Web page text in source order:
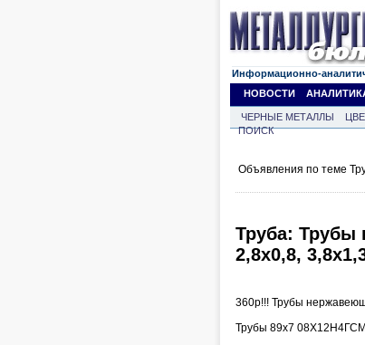
Информационно-
НОВОСТИ
ЧЕРНЫЕ МЕТАЛЛЫ
ПОИСК
Объявления по теме
Труба: Трубы
2,8х0,8,
360р!!! Трубы
Трубы 89х7